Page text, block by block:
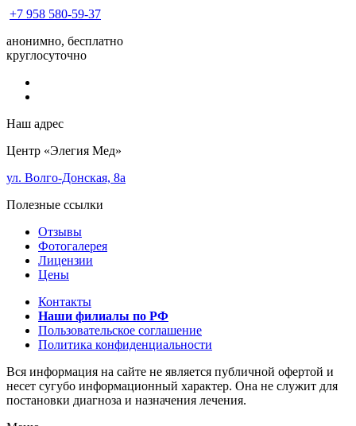
+7 958 580-59-37
анонимно, бесплатно
круглосуточно
Наш адрес
Центр «Элегия Мед»
ул. Волго-Донская, 8а
Полезные ссылки
Отзывы
Фотогалерея
Лицензии
Цены
Контакты
Наши филиалы по РФ
Пользовательское соглашение
Политика конфиденциальности
Вся информация на сайте не является публичной офертой и
несет сугубо информационный характер. Она не служит для
постановки диагноза и назначения лечения.